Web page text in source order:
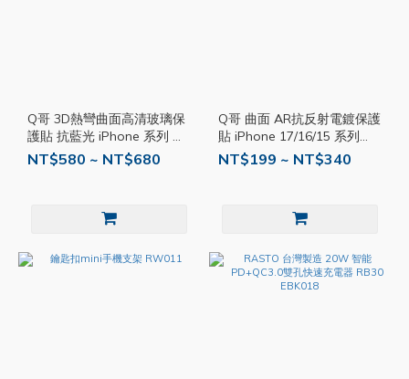
Q哥 3D熱彎曲面高清玻璃保
護貼 抗藍光 iPhone 系列 附
定位框 QKKA039
NT$580 ~ NT$680
Q哥 曲面 AR抗反射電鍍保護
貼 iPhone 17/16/15 系列
A007
NT$199 ~ NT$340